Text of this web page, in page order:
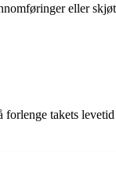
eller
forlenge takets